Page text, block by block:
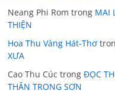
Neang Phi Rom trong MAI
THIỆN
Hoa Thu Vàng Hát-Thơ
XƯA
Cao Thu Cúc trongĐỌC
THÂN TRONG SƠN